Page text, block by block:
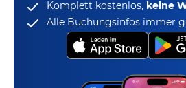
Komplett kostenlos, keine
Alle Buchungsinfos immer